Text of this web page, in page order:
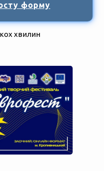
форму
хвилин